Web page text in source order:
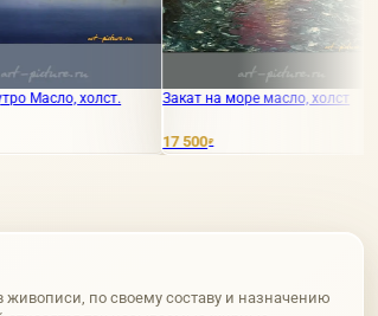
Закат на море масло, холст
Графика
по своему составу и назначению